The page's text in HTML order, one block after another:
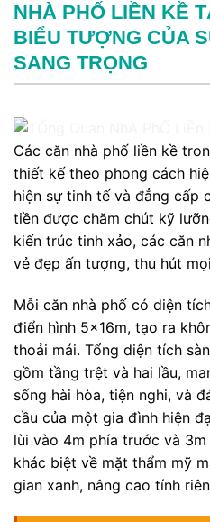
NHÀ PHỐ LIỀN KỀ
BIỂU TƯỢNG CỦA
SANG TRỌNG
Các căn nhà phố liền kề
thiết kế theo phong cách
hiện sự tinh tế và đẳng cấp
tiền được chăm chút kỹ
kiến trúc tinh xảo, các căn
vẻ đẹp ấn tượng, thu hút
Mỗi căn nhà phố có diện
điển hình 5x16m, tạo ra
thoải mái. Tổng diện tích
gồm tầng trệt và hai lầu,
sống hài hòa, tiện nghi, và
cầu của một gia đình hiện
lùi vào 4m phía trước và
khác biệt về mặt thẩm mỹ
gian xanh, nâng cao tính